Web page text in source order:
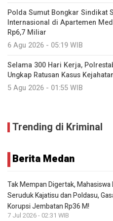
Polda Sumut Bongkar Sindikat
Internasional di Apartemen
Rp6,7 Miliar
6 Agu 2026 - 05:19 WIB
Selama 300 Hari Kerja,
Ungkap Ratusan Kasus
5 Agu 2026 - 01:55 WIB
Trending di Kriminal
Berita Medan
Tak Mempan Digertak,
Seruduk Kajatisu dan Poldasu,
Korupsi Jembatan Rp36 M!
7 Jul 2026 - 02:31 WIB